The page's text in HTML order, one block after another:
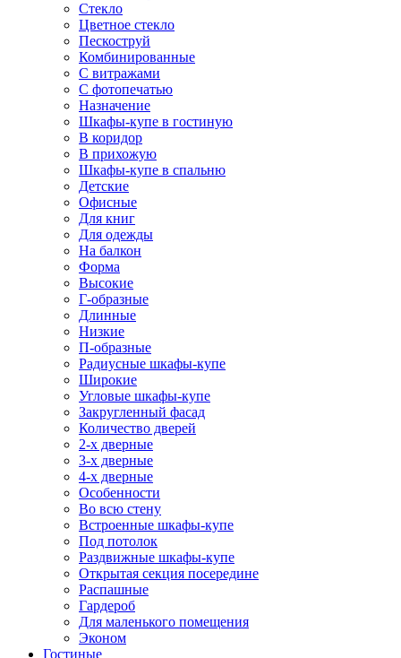
Стекло
Цветное стекло
Пескоструй
Комбинированные
С витражами
С фотопечатью
Назначение
Шкафы-купе в гостиную
В коридор
В прихожую
Шкафы-купе в спальню
Детские
Офисные
Для книг
Для одежды
На балкон
Форма
Высокие
Г-образные
Длинные
Низкие
П-образные
Радиусные шкафы-купе
Широкие
Угловые шкафы-купе
Закругленный фасад
Количество дверей
2-х дверные
3-х дверные
4-х дверные
Особенности
Во всю стену
Встроенные шкафы-купе
Под потолок
Раздвижные шкафы-купе
Открытая секция посередине
Распашные
Гардероб
Для маленького помещения
Эконом
Гостиные